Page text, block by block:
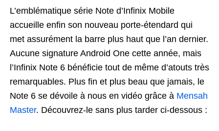
L’emblématique série Note d’Infinix Mobile
accueille enfin son nouveau porte-étendard qui
met assurément la barre plus haut que l’an dernier.
Aucune signature Android One cette année, mais
l’Infinix Note 6 bénéficie tout de même d’atouts très
remarquables. Plus fin et plus beau que jamais, le
Note 6 se dévoile à nous en vidéo grâce à Mensah
Master. Découvrez-le sans plus tarder ci-dessous :